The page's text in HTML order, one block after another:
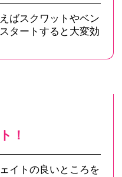
ばスクワットやベン
タートすると大変効
！
イトの良いところを